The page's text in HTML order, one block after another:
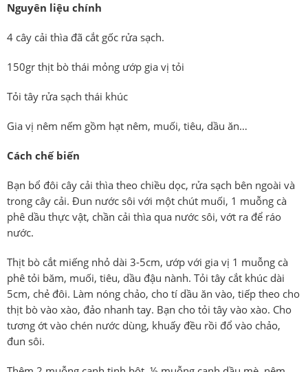
Nguyên liệu chính
4 cây cải thìa đã cắt gốc rửa sạch.
150gr thịt bò thái mỏng ướp gia vị tỏi
Tỏi tây rửa sạch thái khúc
Gia vị nêm nếm gồm hạt nêm, muối, tiêu, dầu ăn…
Cách chế biến
Bạn bổ đôi cây cải thìa theo chiều dọc, rửa sạch bên ngoài và
trong cây cải. Đun nước sôi với một chút muối, 1 muỗng cà
phê dầu thực vật, chần cải thìa qua nước sôi, vớt ra để ráo
nước.
Thịt bò cắt miếng nhỏ dài 3-5cm, ướp với gia vị 1 muỗng cà
phê tỏi băm, muối, tiêu, dầu đậu nành. Tỏi tây cắt khúc dài
5cm, chẻ đôi. Làm nóng chảo, cho tí dầu ăn vào, tiếp theo cho
thịt bò vào xào, đảo nhanh tay. Bạn cho tỏi tây vào xào. Cho
tương ớt vào chén nước dùng, khuấy đều rồi đổ vào chảo,
đun sôi.